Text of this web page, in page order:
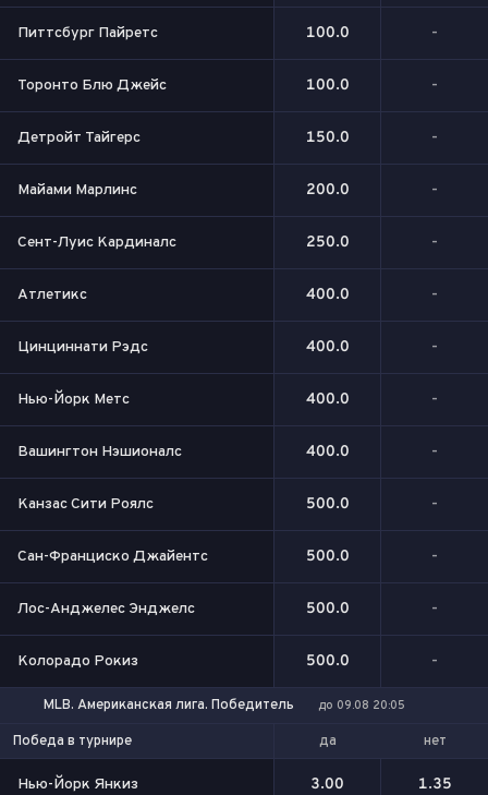
Питтсбург Пайретс 100.0 -
Торонто Блю Джейс 100.0 -
Детройт Тайгерс 150.0 -
Майами Марлинс 200.0 -
Сент-Луис Кардиналс 250.0 -
Атлетикс 400.0 -
Цинциннати Рэдс 400.0 -
Нью-Йорк Метс 400.0 -
Вашингтон Нэшионалс 400.0 -
Канзас Сити Роялс 500.0 -
Сан-Франциско Джайентс 500.0 -
Лос-Анджелес Энджелс 500.0 -
Колорадо Рокиз 500.0 -
MLB. Американская лига. Победитель до 09.08 20:05
Победа в турнире да нет
Нью-Йорк Янкиз 3.00 1.35